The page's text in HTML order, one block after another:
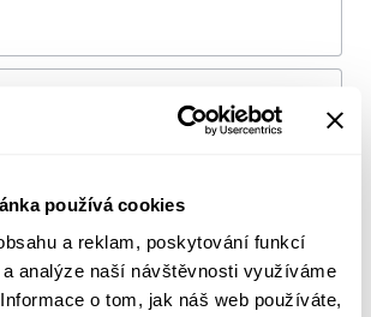
používá cookies
a reklam, poskytování funkcí
analýze naší návštěvnosti využíváme
o tom, jak náš web používáte,